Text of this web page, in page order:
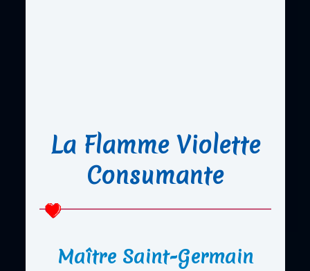
La Flamme Violette
Consumante
Maître Saint-Germain